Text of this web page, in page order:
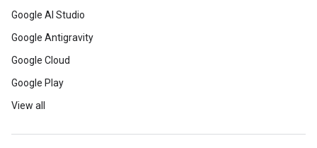
Google AI Studio
Google Antigravity
Google Cloud
Google Play
View all